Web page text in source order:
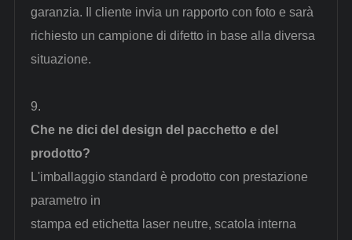
garanzia. Il cliente invia un rapporto con foto e sarà
richiesto un campione di difetto in base alla diversa
situazione.
9.
Che ne dici del design del pacchetto e del
prodotto?
L'imballaggio standard è prodotto con prestazione
parametroin
stampa ed etichetta laser neutre, scatola interna